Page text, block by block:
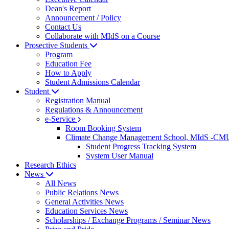
Dean's Report
Announcement / Policy
Contact Us
Collaborate with MIdS on a Course
Prosective Students
Program
Education Fee
How to Apply
Student Admissions Calendar
Student
Registration Manual
Regulations & Announcement
e-Service
Room Booking System
Climate Change Management School, MIdS -
Student Progress Tracking System
System User Manual
Research Ethics
News
All News
Public Relations News
General Activities News
Education Services News
Scholarships / Exchange Programs / Seminar News